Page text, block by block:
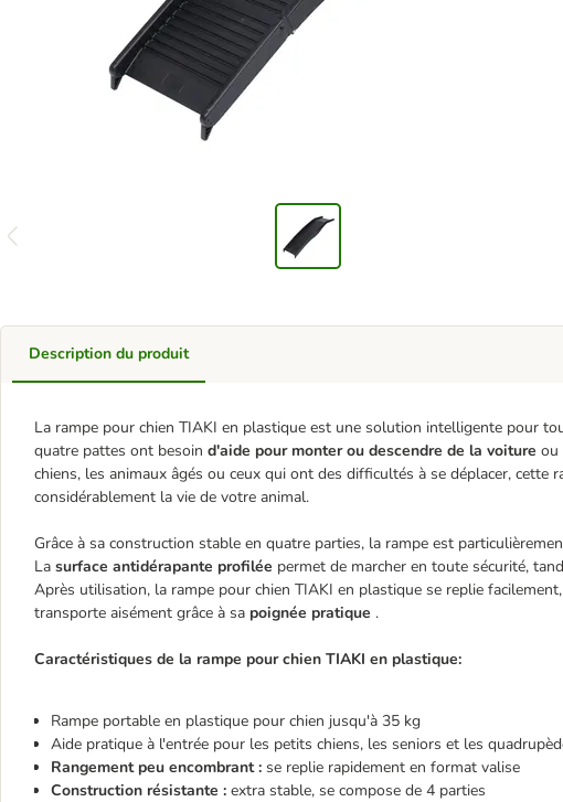
Description du produit
La rampe pour chien TIAKI en plastique est une solution intelligente pour
quatre pattes ont besoin d'aide pour monter ou descendre de la voiture ou
chiens, les animaux âgés ou ceux qui ont des difficultés à se déplacer,
considérablement la vie de votre animal.
Grâce à sa construction stable en quatre parties, la rampe est
La surface antidérapante profilée permet de marcher en toute sécurité,
Après utilisation, la rampe pour chien TIAKI en plastique se replie
transporte aisément grâce à sa poignée pratique .
Caractéristiques de la rampe pour chien TIAKI en plastique:
Rampe portable en plastique pour chien jusqu'à 35 kg
Aide pratique à l'entrée pour les petits chiens, les seniors et les
Rangement peu encombrant : se replie rapidement en format valise
Construction résistante : extra stable, se compose de 4 parties